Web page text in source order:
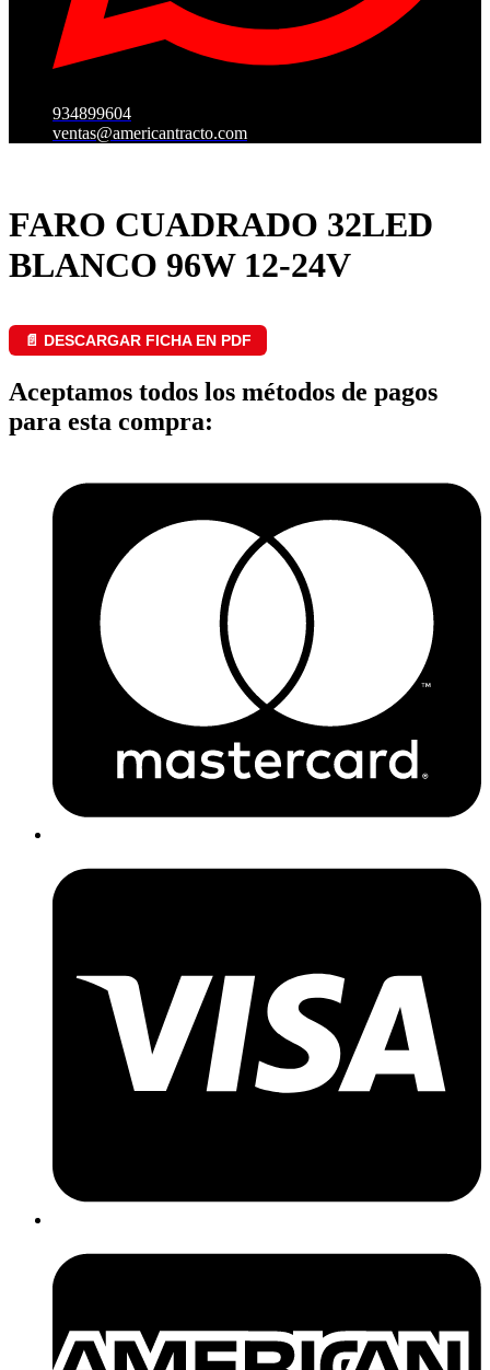
934899604
ventas@americantracto.com
FARO CUADRADO 32LED
BLANCO 96W 12-24V
📄 DESCARGAR FICHA EN PDF
Aceptamos todos los métodos de pagos
para esta compra: